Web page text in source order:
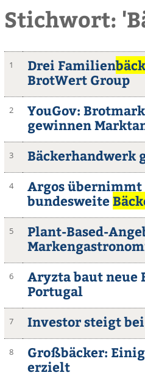
Stichwort:
1 Drei Familien
BrotWert Group
2
YouGov:
gewinnen
3 Bäckerhandwerk
4
Argos
bundesweite
5
Plant-Based-
6 Aryzta baut neue
Portugal
7 Investor steigt bei
8
Großbäcker:
erzielt